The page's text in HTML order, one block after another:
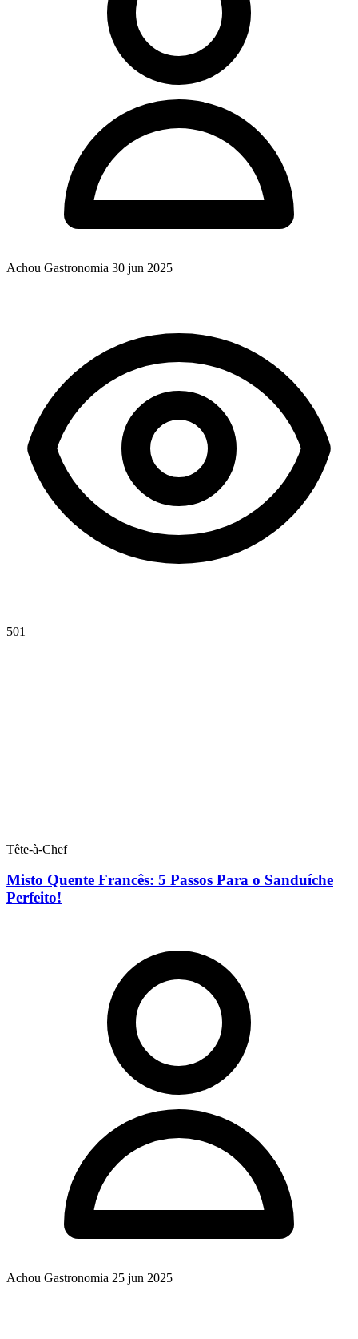
Achou Gastronomia 30 jun 2025
501
Tête-à-Chef
Misto Quente Francês: 5 Passos Para o Sanduíche
Perfeito!
Achou Gastronomia 25 jun 2025